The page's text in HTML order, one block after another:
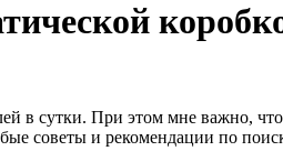
в сутки. При этом мне важно,
советы и рекомендации по